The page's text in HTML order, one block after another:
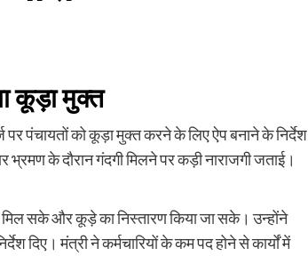
कूड़ा मुक्त
पर पंचायतों को कूड़ा मुक्त करने के लिए ऐप बनाने के निर्देश
भ्रमण के दौरान गंदगी मिलने पर कड़ी नाराजगी जताई।
मिल सके और कूड़े का निस्तारण किया जा सके। उन्होंने
दिए। मंत्री ने कर्मचारियों के कम पद होने से कार्यों में